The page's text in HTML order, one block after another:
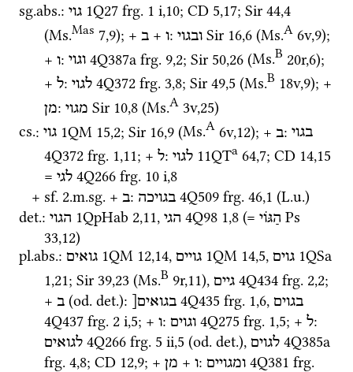
sg.abs.: גוי 1Q27 frg. 1 i,10; CD 5,17; Sir 44,4
(Ms.Mas 7,9); + ב + ו: ובגוי Sir 16,6 (Ms.A 6v,9);
+ ו: וגוי 4Q387a frg. 9,2; Sir 50,26 (Ms.B 20r,6);
+ ל: לגוי 4Q372 frg. 3,8; Sir 49,5 (Ms.B 18v,9)
מן: מגוי Sir 10,8 (Ms.A 3v,25)
cs.: גוי 1QM 15,2; Sir 16,9 (Ms.A 6v,12); + ב: בגוי
4Q372 frg. 1,11; + ל: לגוי 11QTa 64,7; CD 14,15
= לגי 4Q266 frg. 10 i,8
+ sf. 2.m.sg. + ב: בגויכה 4Q509 frg. 46,1 (L.u.)
det.: הגוי 1QpHab 2,11, הגי 4Q98 1,8 (= הַגּוֹי Ps
33,12)
pl.abs.: גואים 1QM 12,14, גויים 1QM 14,5, גוים 1QSa
1,21; Sir 39,23 (Ms.B 9r,11), גיים 4Q434 frg. 2,2;
+ ב (od. det.): בגואים[ 4Q435 frg. 1,6, בגוים
4Q437 frg. 2 i,5; + ו: וגוים 4Q275 frg. 1,5; + ל
לגואים 4Q266 frg. 5 ii,5 (od. det.), לגוים 4Q385a
frg. 4,8; CD 12,9; + מן + ו: ומגויים 4Q381 frg.